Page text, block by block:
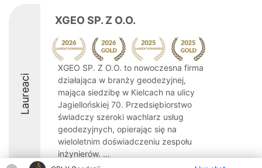
Laureaci
XGEO SP. Z O.O.
XGEO SP. Z O.O. to nowoczesna firma
działająca w branży geodezyjnej,
mająca siedzibę w Kielcach na ulicy
Jagiellońskiej 70. Przedsiębiorstwo
świadczy szeroki wachlarz usług
geodezyjnych, opierając się na
wieloletnim doświadczeniu zespołu
inżynierów. ...